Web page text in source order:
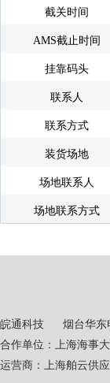
截关时间
AMS截止时间
挂靠码头
联系人
联系方式
装货场地
场地联系人
场地联系方式
皖通科技 烟台华东
合作单位：上海海事
运营商：上海舶云